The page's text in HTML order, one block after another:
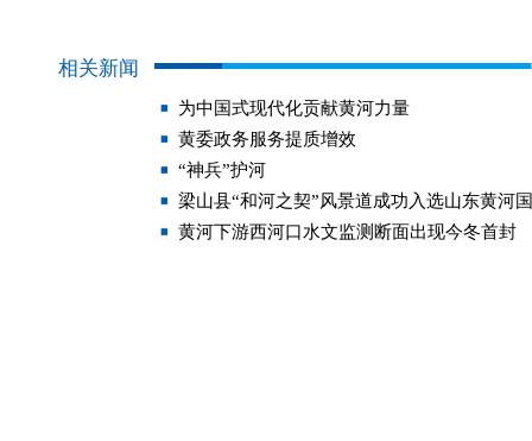
相关新闻
为中国式现代化贡献黄河力量
黄委政务服务提质增效
“神兵”护河
梁山县“和河之契”风景道成功入选山东黄河
黄河下游西河口水文监测断面出现今冬首封